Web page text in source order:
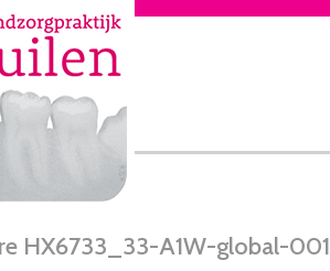
HX6733_33-A1W-global-001